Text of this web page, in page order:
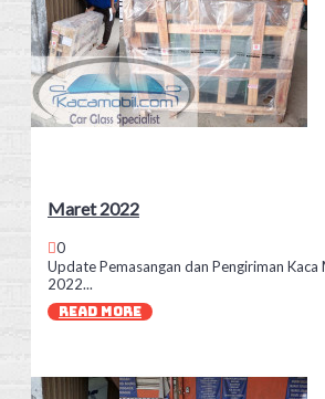
Maret 2022
0
Update Pemasangan dan Pengiriman
2022...
READ MORE